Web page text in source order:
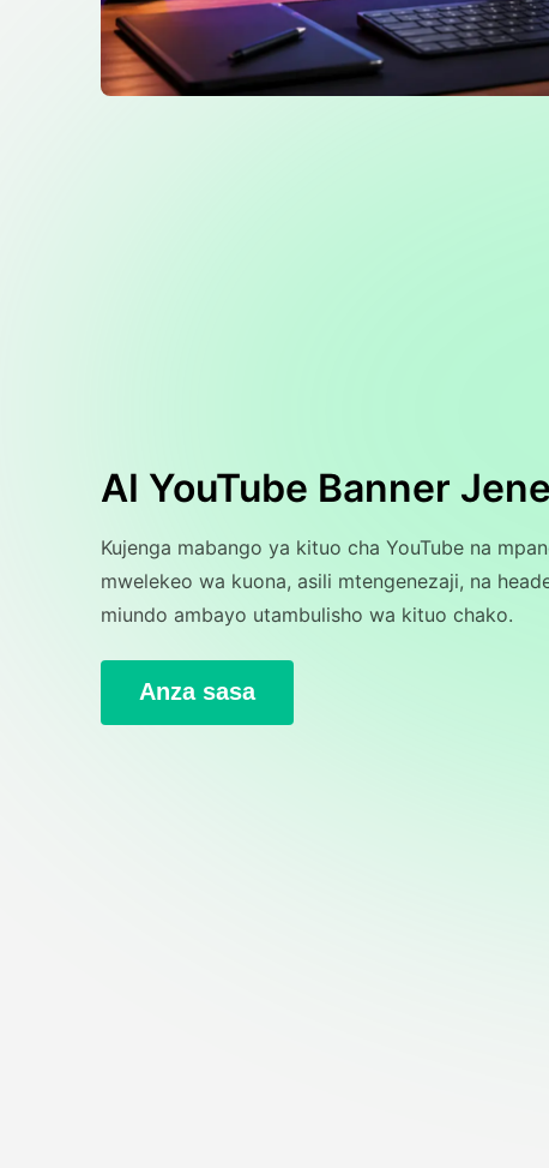
AI YouTube Banner
Kujenga mabango ya kituo cha YouTube na
mwelekeo wa kuona, asili mtengenezaji, na
miundo ambayo utambulisho wa kituo chako.
Anza sasa